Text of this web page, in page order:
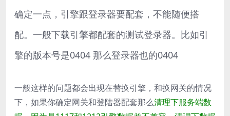
确定一点，引擎跟登录器要配套，不能随便搭
配。一般下载引擎都配套的测试登录器。比如引
擎的版本号是0404 那么登录器也的0404
一般这样的问题都会出现在替换引擎，和换网关的情况
下，如果你确定网关和登陆器配套那么清理下服务端数